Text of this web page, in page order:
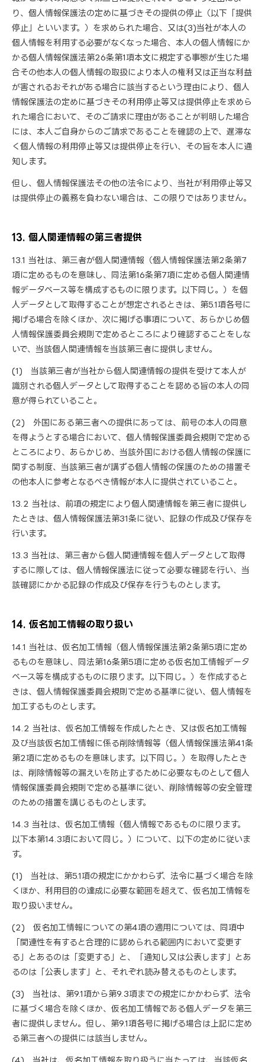
り、個人情報保護法の定めに基づきその提供の停止（以下「提供
停止」といいます。）を求められた場合、又は(3)当社が本人の
個人情報を利用する必要がなくなった場合、本人の個人情報にか
かる個人情報保護法第26条第1項本文に規定する事態が生じた場
合その他本人の個人情報の取扱により本人の権利又は正当な利益
が害されるおそれがある場合に該当するという理由により、個人
情報保護法の定めに基づきその利用停止等又は提供停止を求めら
れた場合において、そのご請求に理由があることが判明した場合
には、本人ご自身からのご請求であることを確認の上で、遅滞な
く個人情報の利用停止等又は提供停止を行い、その旨を本人に通
知します。
但し、個人情報保護法その他の法令により、当社が利用停止等又
は提供停止の義務を負わない場合は、この限りではありません。
13. 個人関連情報の第三者提供
13.1 当社は、第三者が個人関連情報（個人情報保護法第2条第7
項に定めるものを意味し、同法第16条第7項に定める個人関連情
報データベース等を構成するものに限ります。以下同じ。）を個
人データとして取得することが想定されるときは、第5.1項各号に
掲げる場合を除くほか、次に掲げる事項について、あらかじめ個
人情報保護委員会規則で定めるところにより確認することをしな
いで、当該個人関連情報を当該第三者に提供しません。
(1) 当該第三者が当社から個人関連情報の提供を受けて本人が
識別される個人データとして取得することを認める旨の本人の同
意が得られていること。
(2) 外国にある第三者への提供にあっては、前号の本人の同意
を得ようとする場合において、個人情報保護委員会規則で定める
ところにより、あらかじめ、当該外国における個人情報の保護に
関する制度、当該第三者が講ずる個人情報の保護のための措置そ
の他本人に参考となるべき情報が本人に提供されていること。
13.2 当社は、前項の規定により個人関連情報を第三者に提供し
たときは、個人情報保護法第31条に従い、記録の作成及び保存を
行います。
13.3 当社は、第三者から個人関連情報を個人データとして取得
するに際しては、個人情報保護法に従って必要な確認を行い、当
該確認にかかる記録の作成及び保存を行うものとします。
14. 仮名加工情報の取り扱い
14.1 当社は、仮名加工情報（個人情報保護法第2条第5項に定め
るものを意味し、同法第16条第5項に定める仮名加工情報データ
ベース等を構成するものに限ります。以下同じ。）を作成すると
きは、個人情報保護委員会規則で定める基準に従い、個人情報を
加工するものとします。
14.2 当社は、仮名加工情報を作成したとき、又は仮名加工情報
及び当該仮名加工情報に係る削除情報等（個人情報保護法第41条
第2項に定めるものを意味します。以下同じ。）を取得したとき
は、削除情報等の漏えいを防止するために必要なものとして個人
情報保護委員会規則で定める基準に従い、削除情報等の安全管理
のための措置を講じるものとします。
14.3 当社は、仮名加工情報（個人情報であるものに限ります。
以下本第14.3項において同じ。）について、以下の定めに従いま
す。
(1) 当社は、第5.1項の規定にかかわらず、法令に基づく場合を除
くほか、利用目的の達成に必要な範囲を超えて、仮名加工情報を
取り扱いません。
(2) 仮名加工情報についての第4項の適用については、同項中
「関連性を有すると合理的に認められる範囲内において変更す
る」とあるのは「変更する」と、「通知し又は公表します」とあ
るのは「公表します」と、それぞれ読み替えるものとします。
(3) 当社は、第9.1項から第9.3項までの規定にかかわらず、法令
に基づく場合を除くほか、仮名加工情報である個人データを第三
者に提供しません。但し、第9.1項各号に掲げる場合は上記に定め
る第三者への提供には該当しません。
(4) 当社は、仮名加工情報を取り扱うに当たっては、当該仮名